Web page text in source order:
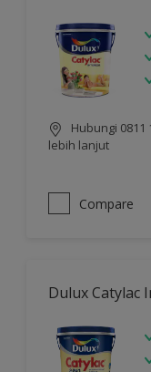
Hubungi 0811
lebih lanjut
Compare
Dulux Catylac